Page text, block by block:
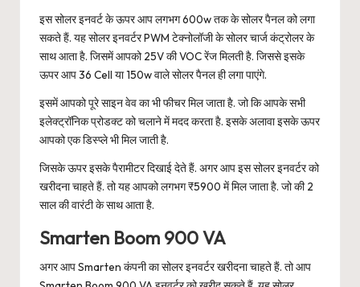
इस सोलर इनवर्ट के ऊपर आप लगभग 600w तक के सोलर पैनल को लगा
सकते हैं. यह सोलर इनवर्टर PWM टेक्नोलॉजी के सोलर चार्ज कंट्रोलर के
साथ आता है. जिसमें आपको 25V की VOC रेंज मिलती है. जिससे इसके
ऊपर आप 36 Cell या 150w वाले सोलर पैनल ही लगा पाएंगे.
इसमें आपको पूरे साइन वेव का भी फीचर मिल जाता है. जो कि आपके सभी
इलेक्ट्रॉनिक प्रोडक्ट को चलाने में मदद करता है. इसके अलावा इसके ऊपर
आपको एक डिस्प्ले भी मिल जाती है.
जिसके ऊपर इसके पैरामीटर दिखाई देते हैं. अगर आप इस सोलर इनवर्टर को
खरीदना चाहते हैं. तो यह आपको लगभग ₹5900 में मिल जाता है. जो की 2
साल की वारंटी के साथ आता है.
Smarten Boom 900 VA
अगर आप Smarten कंपनी का सोलर इनवर्टर खरीदना चाहते हैं. तो आप